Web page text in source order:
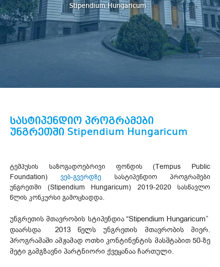
Stipendium Hungaricum
სასტიპენდიო პროგრამები
უნგრეთში Stipendium Hungaricum
ტემპუსის საზოგადოებრივი ფონდის (Tempus Public
Foundation)ვებ-გვერდზე სასტიპენდიო პროგრამები
უნგრეთში (Stipendium Hungaricum) 2019-2020 სასწავლო
წლის კონკურსი გამოცხადდა.
უნგრეთის მთავრობის სტიპენდია “Stipendium Hungaricum”
დაარსდა 2013 წელს უნგრეთის მთავრობის მიერ.
პროგრამაში ამჟამად ოთხი კონტინენტის მასშტაბით 50-ზე
მეტი გამგზავნი პარტნიორი ქვეყანაა ჩართული.